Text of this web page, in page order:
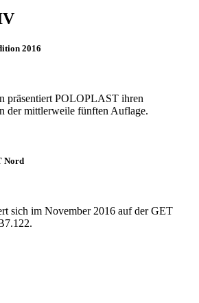
2016
präsentiert POLOPLAST ihren
der mittlerweile fünften Auflage.
Nord
sich im November 2016 auf der GET